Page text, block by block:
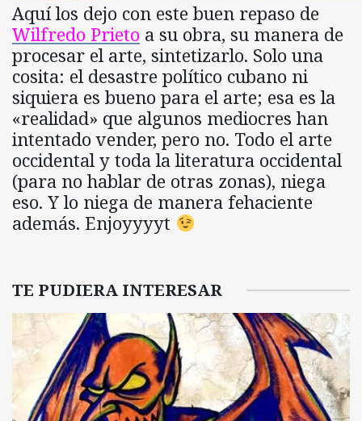
Aquí los dejo con este buen repaso de
Wilfredo Prieto a su obra, su manera de
procesar el arte, sintetizarlo. Solo una
cosita: el desastre político cubano ni
siquiera es bueno para el arte; esa es la
«realidad» que algunos mediocres han
intentado vender, pero no. Todo el arte
occidental y toda la literatura occidental
(para no hablar de otras zonas), niega
eso. Y lo niega de manera fehaciente
además. Enjoyyyyt
TE PUDIERA INTERESAR